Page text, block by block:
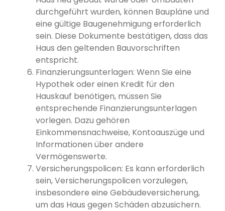
durchgeführt wurden, können Baupläne und
eine gültige Baugenehmigung erforderlich
sein. Diese Dokumente bestätigen, dass das
Haus den geltenden Bauvorschriften
entspricht.
Finanzierungsunterlagen: Wenn Sie eine
Hypothek oder einen Kredit für den
Hauskauf benötigen, müssen Sie
entsprechende Finanzierungsunterlagen
vorlegen. Dazu gehören
Einkommensnachweise, Kontoauszüge und
Informationen über andere
Vermögenswerte.
Versicherungspolicen: Es kann erforderlich
sein, Versicherungspolicen vorzulegen,
insbesondere eine Gebäudeversicherung,
um das Haus gegen Schäden abzusichern.